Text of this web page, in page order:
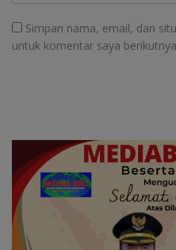
Simpan nama, email, dan
untuk komentar saya